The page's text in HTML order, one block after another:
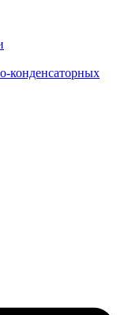
конденсаторных